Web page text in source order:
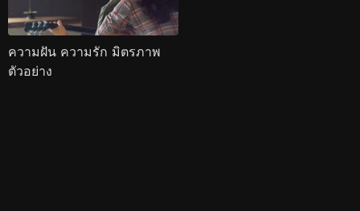
ความฝัน ความรัก มิตรภาพ
ตัวอย่าง